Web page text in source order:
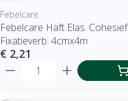
Febelcare
Febelcare Haft Elas. Cohesief
Fixatieverb. 4cmx4m
€ 2,21